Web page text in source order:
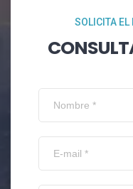
SOLICITA EL